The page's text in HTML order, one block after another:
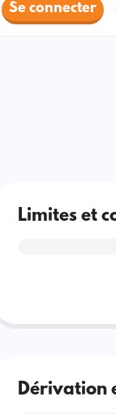
Se connecter
Limites et
Dérivation